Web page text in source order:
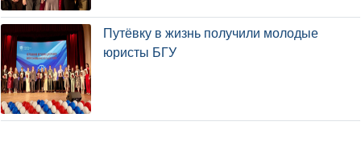
Путёвку в жизнь получили молодые
юристы БГУ